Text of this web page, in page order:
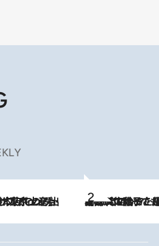
2026.8.5
【阿川佐和子さんの年とる力】なぜ70代で始めた趣味は“こんなに楽しい”のか？ ピアノ、俳句…スランプに陥っても続けられる“ある秘訣”とは